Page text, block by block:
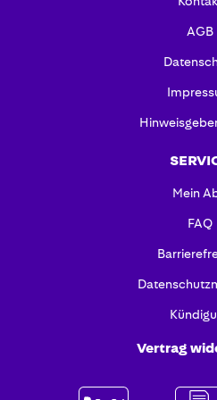
AGB
Mein
FAQ
Vertrag